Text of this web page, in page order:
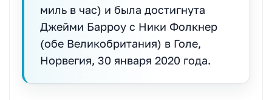
миль в час) и была достигнута
Джейми Барроу с Ники Фолкнер
(обе Великобритания) в Голе,
Норвегия, 30 января 2020 года.